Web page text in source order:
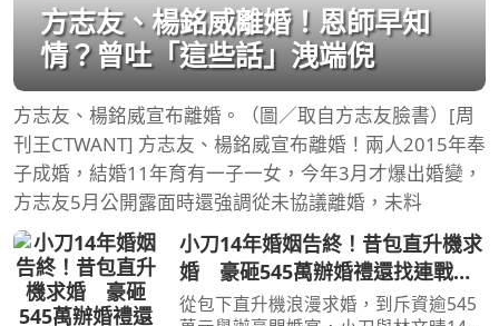
方志友、楊銘威離婚！恩師早知
情？曾吐「這些話」洩端倪
方志友、楊銘威宣布離婚。（圖／取自方志友臉書）[周
刊王CTWANT] 方志友、楊銘威宣布離婚！兩人2015年奉
子成婚，結婚11年育有一子一女，今年3月才爆出婚變，
方志友5月公開露面時還強調從未協議離婚，未料
小刀14年婚姻告終！昔包直升機求
婚 豪砸545萬辦婚禮還找連戰證
婚
從包下直升機浪漫求婚，到斥資逾545